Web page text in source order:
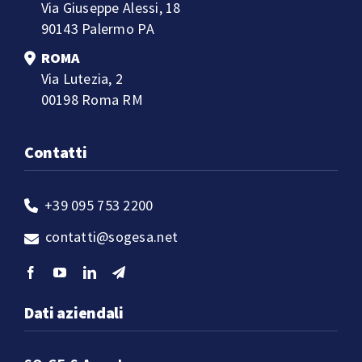
Via Giuseppe Alessi, 18
90143 Palermo PA
ROMA
Via Lutezia, 2
00198 Roma RM
Contatti
+39 095 753 2200
contatti@sogesa.net
Dati aziendali